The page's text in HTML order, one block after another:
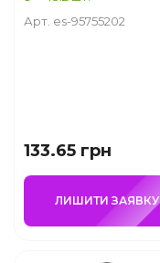
Арт. es-95755202
133.65 грн
ЛИШИТИ ЗАЯВКУ